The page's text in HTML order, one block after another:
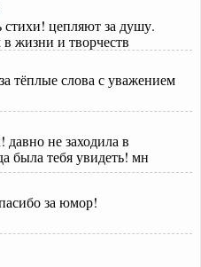
стихи! цепляют за душу.
жизни и творчеств
тёплые слова с уважением
давно не заходила в
была тебя увидеть! мн
за юмор!